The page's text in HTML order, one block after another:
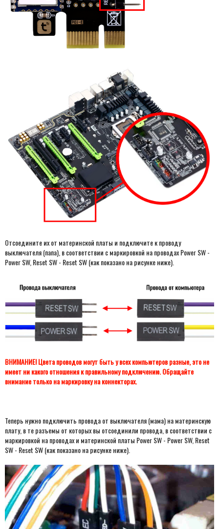
Отсоедините их от материнской платы и подключите к проводу
выключателя (папа), в соответствии с маркировкой на проводах Power SW -
Power SW, Reset SW - Reset SW (как показано на рисунке ниже).
ВНИМАНИЕ! Цвета проводов могут быть у всех компьютеров разные, это не
имеет ни какого отношения к правильному подключению. Обращайте
внимание только на маркировку на коннекторах.
Теперь нужно подключить провода от выключателя (мама) на материнскую
плату, в те разъемы от которых вы отсоединили провода, в соответствии с
маркировкой на проводах и материнской платы Power SW - Power SW, Reset
SW - Reset SW (как показано на рисунке ниже).